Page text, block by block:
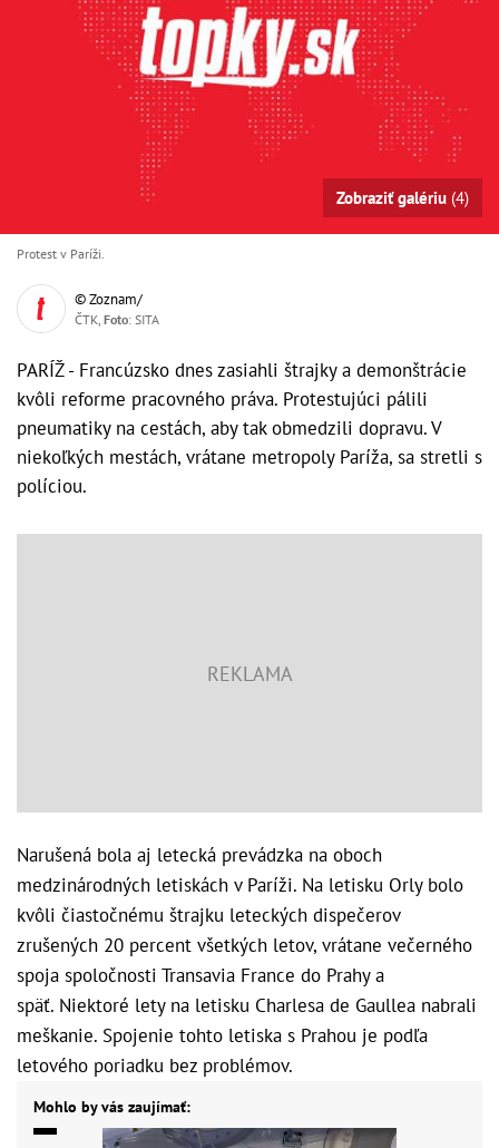
Zobraziť galériu (4)
Protest v Paríži.
© Zoznam/
ČTK, Foto: SITA
PARÍŽ - Francúzsko dnes zasiahli štrajky a demonštrácie
kvôli reforme pracovného práva. Protestujúci pálili
pneumatiky na cestách, aby tak obmedzili dopravu. V
niekoľkých mestách, vrátane metropoly Paríža, sa stretli s
políciou.
Narušená bola aj letecká prevádzka na oboch
medzinárodných letiskách v Paríži. Na letisku Orly bolo
kvôli čiastočnému štrajku leteckých dispečerov
zrušených 20 percent všetkých letov, vrátane večerného
spoja spoločnosti Transavia France do Prahy a
späť. Niektoré lety na letisku Charlesa de Gaullea nabrali
meškanie. Spojenie tohto letiska s Prahou je podľa
letového poriadku bez problémov.
Mohlo by vás zaujímať: